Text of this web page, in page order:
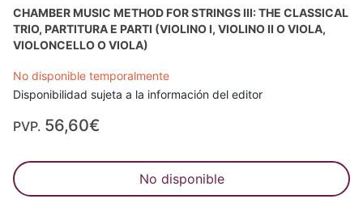
CHAMBER MUSIC METHOD FOR STRINGS III: THE CLASSICAL
TRIO, PARTITURA E PARTI (VIOLINO I, VIOLINO II O VIOLA,
VIOLONCELLO O VIOLA)
No disponible temporalmente
Disponibilidad sujeta a la información del editor
PVP. 56,60€
No disponible